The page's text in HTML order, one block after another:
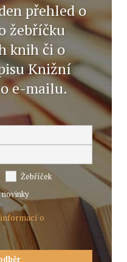
přehled o
žebříčku
knih či o
Knižní
e-mailu.
Žebříček
o